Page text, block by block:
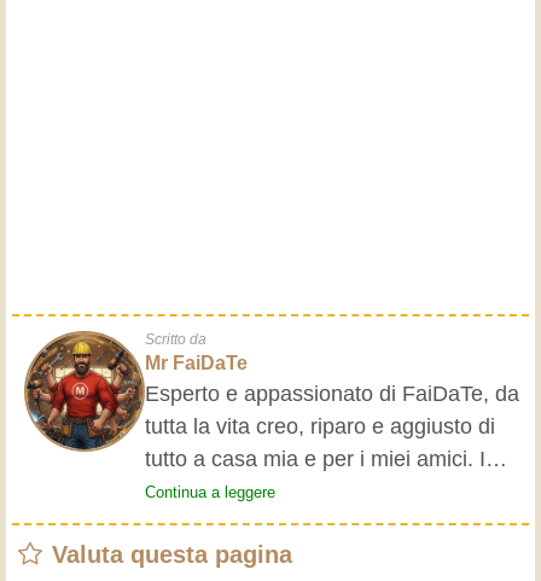
Scritto da
Mr FaiDaTe
Esperto e appassionato di FaiDaTe, da
tutta la vita creo, riparo e aggiusto di
tutto a casa mia e per i miei amici. I
nonni mi hanno insegnato i primi
rudimenti, fin da piccolo e da allora ho
fatto un sacco di esperienze.
Continua a leggere
Valuta questa pagina